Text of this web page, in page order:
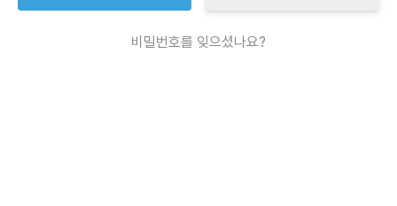
비밀번호를 잊으셨나요?